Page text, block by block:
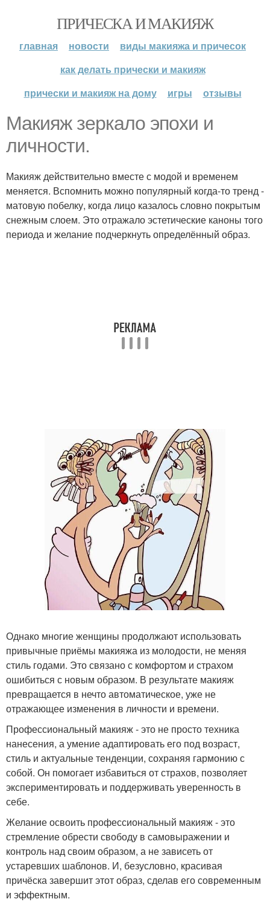
ПРИЧЕСКА И МАКИЯЖ
главная новости
виды макияжа и причесок
как делать прически и макияж
прически и макияж на дому
игры отзывы
Макияж зеркало эпохи и
личности.
Макияж действительно вместе с модой и временем
меняется. Вспомнить можно популярный когда-то тренд -
матовую побелку, когда лицо казалось словно покрытым
снежным слоем. Это отражало эстетические каноны того
периода и желание подчеркнуть определённый образ.
Однако многие женщины продолжают использовать
привычные приёмы макияжа из молодости, не меняя
стиль годами. Это связано с комфортом и страхом
ошибиться с новым образом. В результате макияж
превращается в нечто автоматическое, уже не
отражающее изменения в личности и времени.
Профессиональный макияж - это не просто техника
нанесения, а умение адаптировать его под возраст,
стиль и актуальные тенденции, сохраняя гармонию с
собой. Он помогает избавиться от страхов, позволяет
экспериментировать и поддерживать уверенность в
себе.
Желание освоить профессиональный макияж - это
стремление обрести свободу в самовыражении и
контроль над своим образом, а не зависеть от
устаревших шаблонов. И, безусловно, красивая
причёска завершит этот образ, сделав его современным
и эффектным.